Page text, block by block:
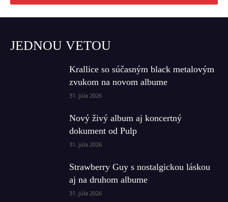
JEDNOU VETOU
Krallice so súčasným black metalovým
zvukom na novom albume
31. júla 2026
Nový živý album aj koncertný
dokument od Pulp
31. júla 2026
Strawberry Guy s nostalgickou láskou
aj na druhom albume
31. júla 2026